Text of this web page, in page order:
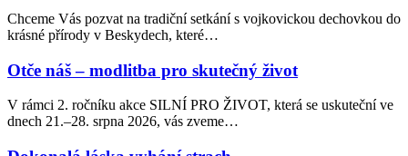
Chceme Vás pozvat na tradiční setkání s vojkovickou dechovkou do
krásné přírody v Beskydech, které…
Otče náš – modlitba pro skutečný život
V rámci 2. ročníku akce SILNÍ PRO ŽIVOT, která se uskuteční ve
dnech 21.–28. srpna 2026, vás zveme…